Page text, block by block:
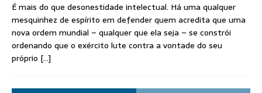
É mais do que desonestidade intelectual. Há uma qualquer
mesquinhez de espírito em defender quem acredita que uma
nova ordem mundial – qualquer que ela seja – se constrói
ordenando que o exército lute contra a vontade do seu
próprio […]